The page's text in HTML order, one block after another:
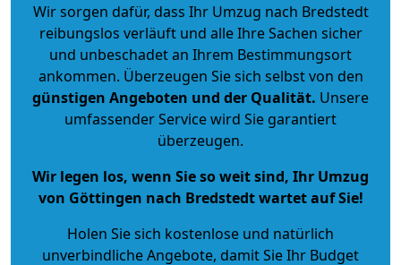
Wir sorgen dafür, dass Ihr Umzug nach Bredstedt
reibungslos verläuft und alle Ihre Sachen sicher
und unbeschadet an Ihrem Bestimmungsort
ankommen. Überzeugen Sie sich selbst von den
günstigen Angeboten und der Qualität. Unsere
umfassender Service wird Sie garantiert
überzeugen.
Wir legen los, wenn Sie so weit sind, Ihr Umzug
von Göttingen nach Bredstedt wartet auf Sie!
Holen Sie sich kostenlose und natürlich
unverbindliche Angebote, damit Sie Ihr Budget